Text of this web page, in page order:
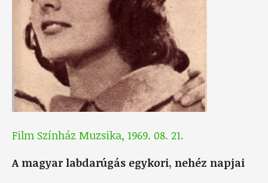
Film Színház Muzsika, 1969. 08. 21.
A magyar labdarúgás egykori, nehéz napjai